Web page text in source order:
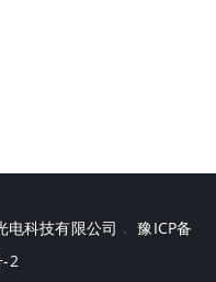
电科技有限公司 . 豫ICP备
-2